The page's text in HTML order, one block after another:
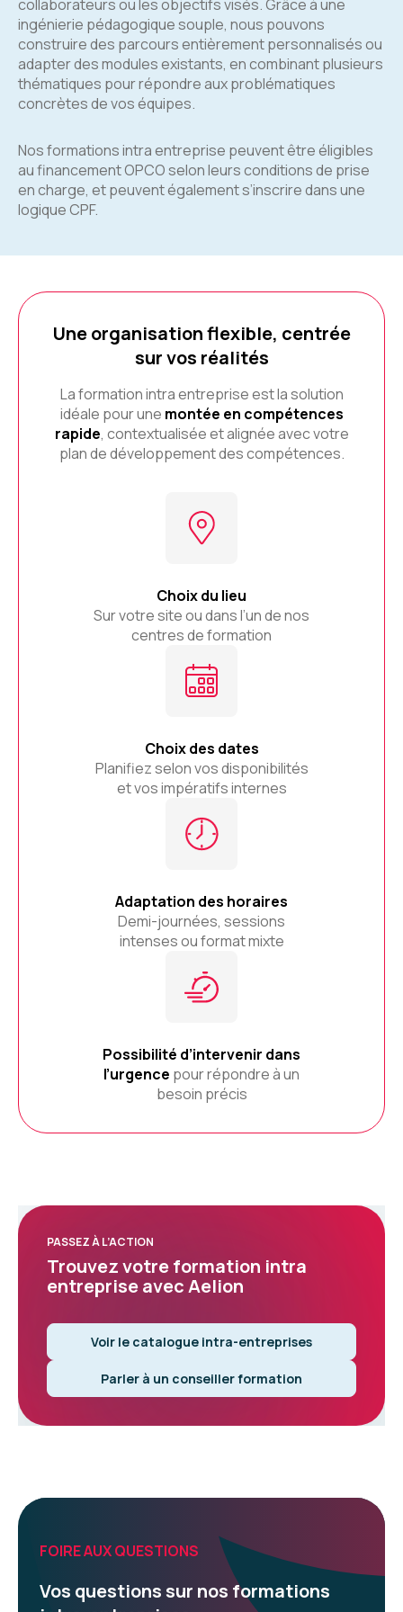
collaborateurs ou les objectifs visés. Grâce à une
ingénierie pédagogique souple, nous pouvons
construire des parcours entièrement personnalisés ou
adapter des modules existants, en combinant plusieurs
thématiques pour répondre aux problématiques
concrètes de vos équipes.
Nos formations intra entreprise peuvent être éligibles
au financement OPCO selon leurs conditions de prise
en charge, et peuvent également s’inscrire dans une
logique CPF.
Une organisation flexible, centrée
sur vos réalités
La formation intra entreprise est la solution
idéale pour une montée en compétences
rapide, contextualisée et alignée avec votre
plan de développement des compétences.
Choix du lieu
Sur votre site ou dans l’un de nos
centres de formation
Choix des dates
Planifiez selon vos disponibilités
et vos impératifs internes
Adaptation des horaires
Demi-journées, sessions
intenses ou format mixte
Possibilité d’intervenir dans
l’urgence pour répondre à un
besoin précis
PASSEZ À L’ACTION
Trouvez votre formation intra
entreprise avec Aelion
Voir le catalogue intra-entreprises
Parler à un conseiller formation
FOIRE AUX QUESTIONS
Vos questions sur nos formations